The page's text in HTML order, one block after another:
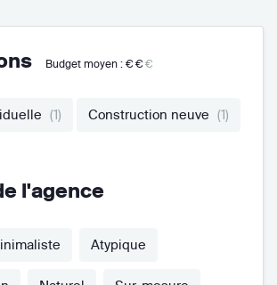
Budget moyen : €€€
(1) Construction neuve (1)
l'agence
Atypique